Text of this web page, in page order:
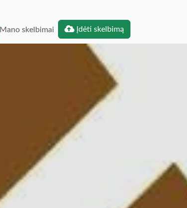
Mano skelbimai Įdėti skelbimą